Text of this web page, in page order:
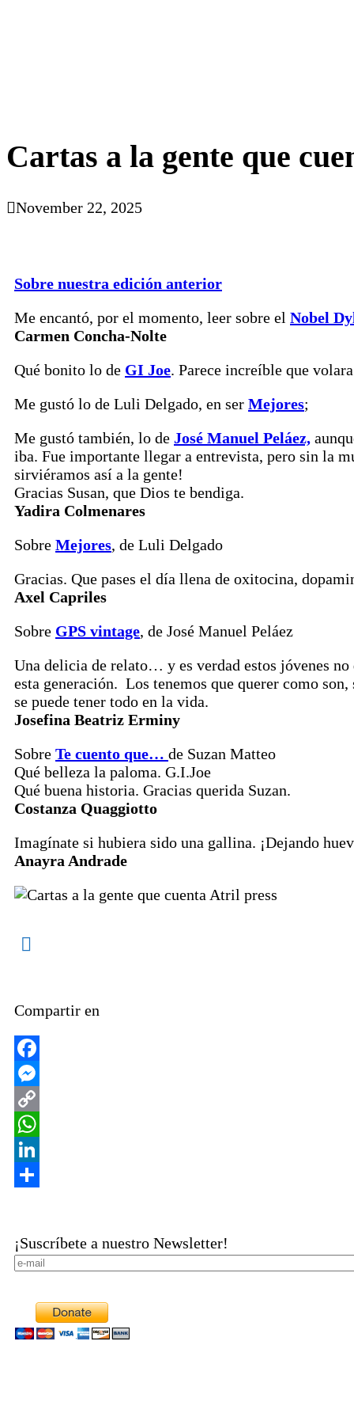
Cartas a la gente que
November 22, 2025
Sobre nuestra edición anterior
Me encantó, por el momento, leer sobre el Nobel
Carmen Concha-Nolte
Qué bonito lo de GI Joe. Parece increíble que
Me gustó lo de Luli Delgado, en ser Mejores;
Me gustó también, lo de José Manuel Peláez,
iba. Fue importante llegar a entrevista, pero sin la
sirviéramos así a la gente!
Gracias Susan, que Dios te bendiga.
Yadira Colmenares
Sobre Mejores, de Luli Delgado
Gracias. Que pases el día llena de oxitocina,
Axel Capriles
Sobre GPS vintage, de José Manuel Peláez
Una delicia de relato… y es verdad estos jóvenes no
esta generación. Los tenemos que querer como
se puede tener todo en la vida.
Josefina Beatriz Erminy
Sobre Te cuento que… de Suzan Matteo
Qué belleza la paloma. G.I.Joe
Qué buena historia. Gracias querida Suzan.
Costanza Quaggiotto
Imagínate si hubiera sido una gallina. ¡Dejando
Anayra Andrade
Compartir en
Facebook
Messenger
Copy
Link
WhatsApp
LinkedIn
¡Suscríbete a nuestro Newsletter!